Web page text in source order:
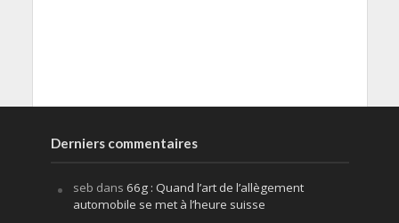
Derniers commentaires
seb dans 66g : Quand l’art de l’allègement
automobile se met à l’heure suisse